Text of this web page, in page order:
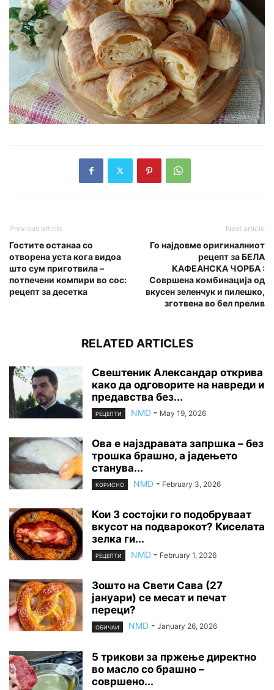
Previous article
Гостите останаа со
отворена уста кога видоа
што сум приготвила –
потпечени компири во сос:
рецепт за десетка
Next article
Го најдовме оригиналниот
рецепт за БЕЛА
КАФЕАНСКА ЧОРБА :
Совршена комбинација од
вкусен зеленчук и пилешко,
зготвена во бел прелив
RELATED ARTICLES
Свештеник Александар открива
како да одговорите на навреди и
предавства без...
РЕЦЕПТИ NMD - May 19, 2026
Ова е најздравата запршка – без
трошка брашно, а јадењето
станува...
КОРИСНО NMD - February 3, 2026
Кои 3 состојки го подобруваат
вкусот на подварокот? Киселата
зелка ги...
РЕЦЕПТИ NMD - February 1, 2026
Зошто на Свети Сава (27
јануари) се месат и печат
переци?
ОБИЧАИ NMD - January 26, 2026
5 трикови за пржење директно
во масло со брашно –
совршено...